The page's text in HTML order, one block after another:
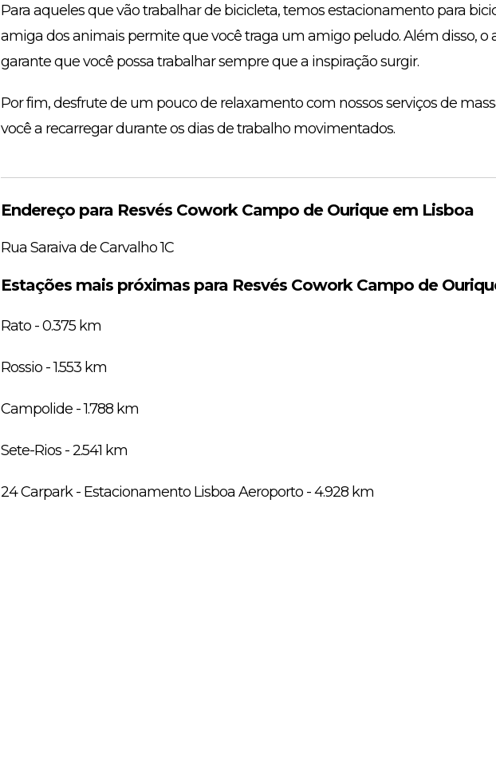
Para aqueles que vão trabalhar de bicicleta, temos estacionamento para
amiga dos animais permite que você traga um amigo peludo. Além disso, o
garante que você possa trabalhar sempre que a inspiração surgir.
Por fim, desfrute de um pouco de relaxamento com nossos serviços de
você a recarregar durante os dias de trabalho movimentados.
Endereço para Resvés Cowork Campo de Ourique em Lisboa
Rua Saraiva de Carvalho 1C
Estações mais próximas para Resvés Cowork Campo de
Rato - 0.375 km
Rossio - 1.553 km
Campolide - 1.788 km
Sete-Rios - 2.541 km
24 Carpark - Estacionamento Lisboa Aeroporto - 4.928 km